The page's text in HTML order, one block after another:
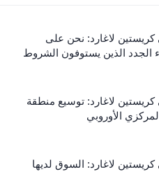
البنك المركزي الأوروبي وتحسين شف
كريستين لاغارد: نحن على
الجدد الذين يستوفون الشروط
كريستين لاغارد: توسيع منطقة
الأوروبي
لاغارد: السوق لديها